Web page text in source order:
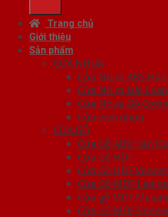
Trang chủ
Giới thiệu
Sản phẩm
CỬA NHỰA
Cửa Nhựa ABS
Cửa Nhựa Đài Loan
Cửa Nhựa Gỗ
Cửa vòm nhựa
CỬA GỖ
Cửa Gỗ ABS Hàn
Cửa Gỗ HDF
Cửa Gỗ HDF Veneer
Cửa Gỗ MDF
Cửa gỗ MDF
Cửa Gỗ MDF